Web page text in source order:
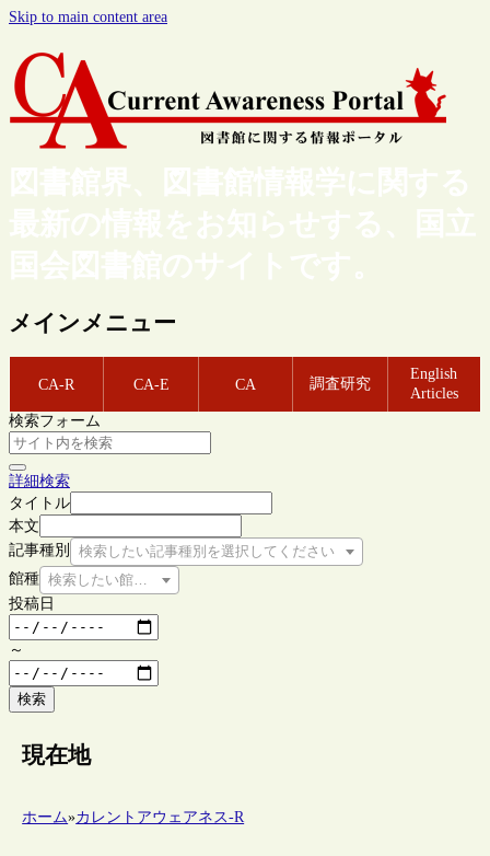
Skip to main content area
図書館界、図書館情報学に関する
最新の情報をお知らせする、国立
国会図書館のサイトです。
メインメニュー
CA-R CA-E CA 調査研究
English
Articles
検索フォーム
詳細検索
タイトル
本文
記事種別
検索したい記事種別を選択してください
館種 検索したい館種を選択してください
投稿日
～
検索
現在地
ホーム»カレントアウェアネス-R